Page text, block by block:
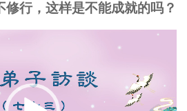
行，这样是不能成就的吗？